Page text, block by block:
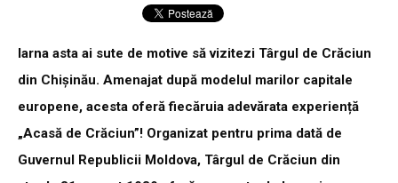
Iarna asta ai sute de motive să vizitezi Târgul de Crăciun
din Chișinău. Amenajat după modelul marilor capitale
europene, acesta oferă fiecăruia adevărata experiență
„Acasă de Crăciun”! Organizat pentru prima dată de
Guvernul Republicii Moldova, Târgul de Crăciun din